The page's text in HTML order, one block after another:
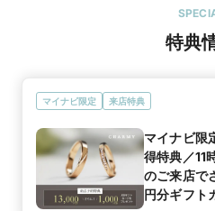
リングの裏側に指紋を入れるサ
も撮ってもらって良い思い出にな
マイナビ限定 来店特典
この店舗のおすすめ特典情報
マイナビ限定＼土日祝早得特典／
1,000円分ギフトカード
特典
マイナビ限定 来店特典
マイナビ限
得特典／11
のご来店で
円分ギフト